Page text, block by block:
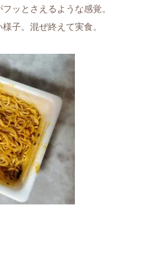
ッとさえるような感覚。
子。混ぜ終えて実食。